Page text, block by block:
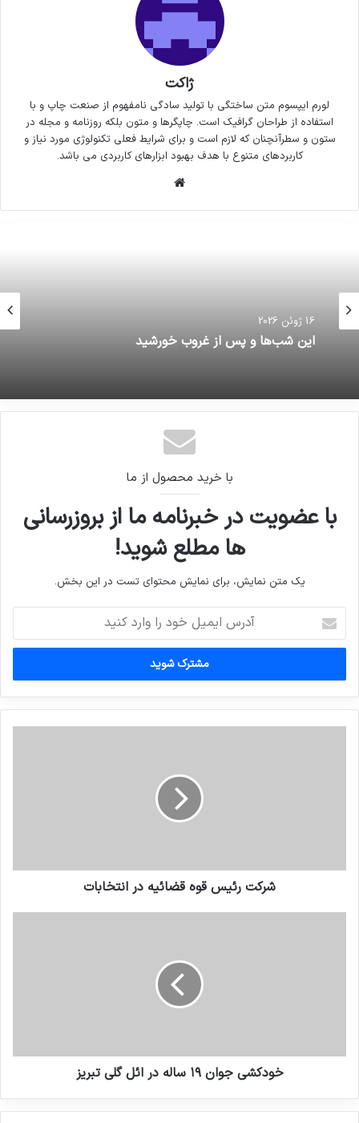
ژاکت
لورم ایپسوم متن ساختگی با تولید سادگی نامفهوم از صنعت چاپ و با
استفاده از طراحان گرافیک است. چاپگرها و متون بلکه روزنامه و مجله در
ستون و سطرآنچنان که لازم است و برای شرایط فعلی تکنولوژی مورد نیاز و
کاربردهای متنوع با هدف بهبود ابزارهای کاربردی می باشد.
16 ژوئن 2026
این شب‌ها و پس از غروب خورشید
با خرید محصول از ما
با عضویت در خبرنامه ما از بروزرسانی
ها مطلع شوید!
یک متن نمایش، برای نمایش محتوای تست در این بخش.
ایمیل
خود
وارد
کنید
شرکت رئیس قوه قضائیه در انتخابات
خودکشی جوان ۱۹ ساله در ائل گلی تبریز